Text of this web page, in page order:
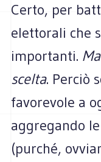
Certo, per
elettorali che
importanti.
scelta. Perciò
favorevole a
aggregando
(purché,